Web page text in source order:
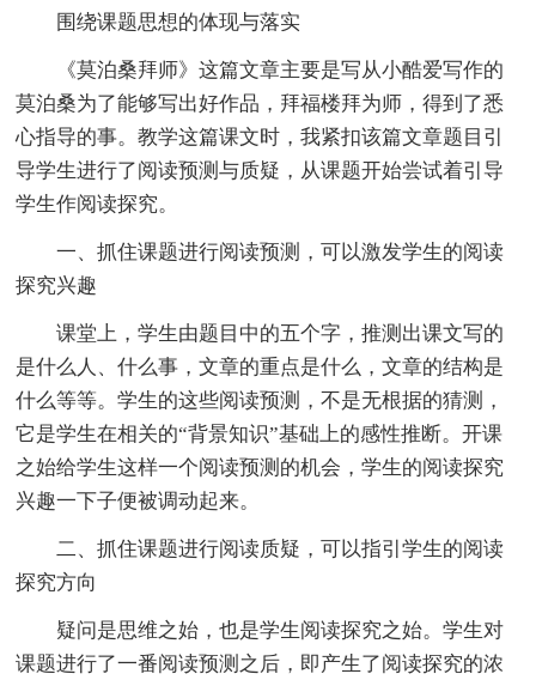
围绕课题思想的体现与落实
《莫泊桑拜师》这篇文章主要是写从小酷爱写作的
莫泊桑为了能够写出好作品，拜福楼拜为师，得到了悉
心指导的事。教学这篇课文时，我紧扣该篇文章题目引
导学生进行了阅读预测与质疑，从课题开始尝试着引导
学生作阅读探究。
一、抓住课题进行阅读预测，可以激发学生的阅读
探究兴趣
课堂上，学生由题目中的五个字，推测出课文写的
是什么人、什么事，文章的重点是什么，文章的结构是
什么等等。学生的这些阅读预测，不是无根据的猜测，
它是学生在相关的“背景知识”基础上的感性推断。开课
之始给学生这样一个阅读预测的机会，学生的阅读探究
兴趣一下子便被调动起来。
二、抓住课题进行阅读质疑，可以指引学生的阅读
探究方向
疑问是思维之始，也是学生阅读探究之始。学生对
课题进行了一番阅读预测之后，即产生了阅读探究的浓